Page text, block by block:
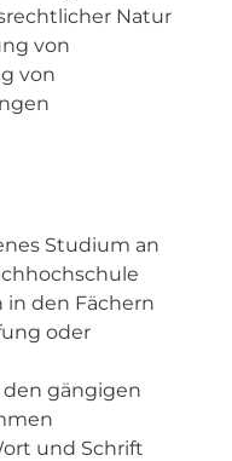
Natur
von
von
Studium an
den Fächern
oder
den gängigen
und Schrift